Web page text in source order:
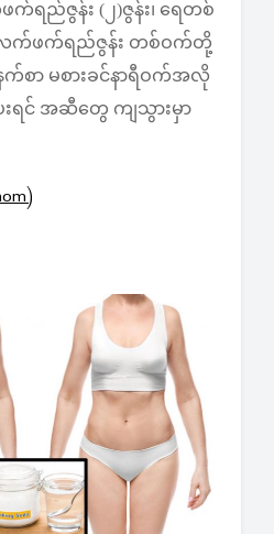
ရည်ဇွန်း (၂)ဇွန်း၊ ရေတစ်
လက်ဖက်ရည်ဇွန်း တစ်ဝက်တို့
က်စာ မစားခင်နာရီဝက်အလို
ရင် အဆီတွေ ကျသွားမှာ